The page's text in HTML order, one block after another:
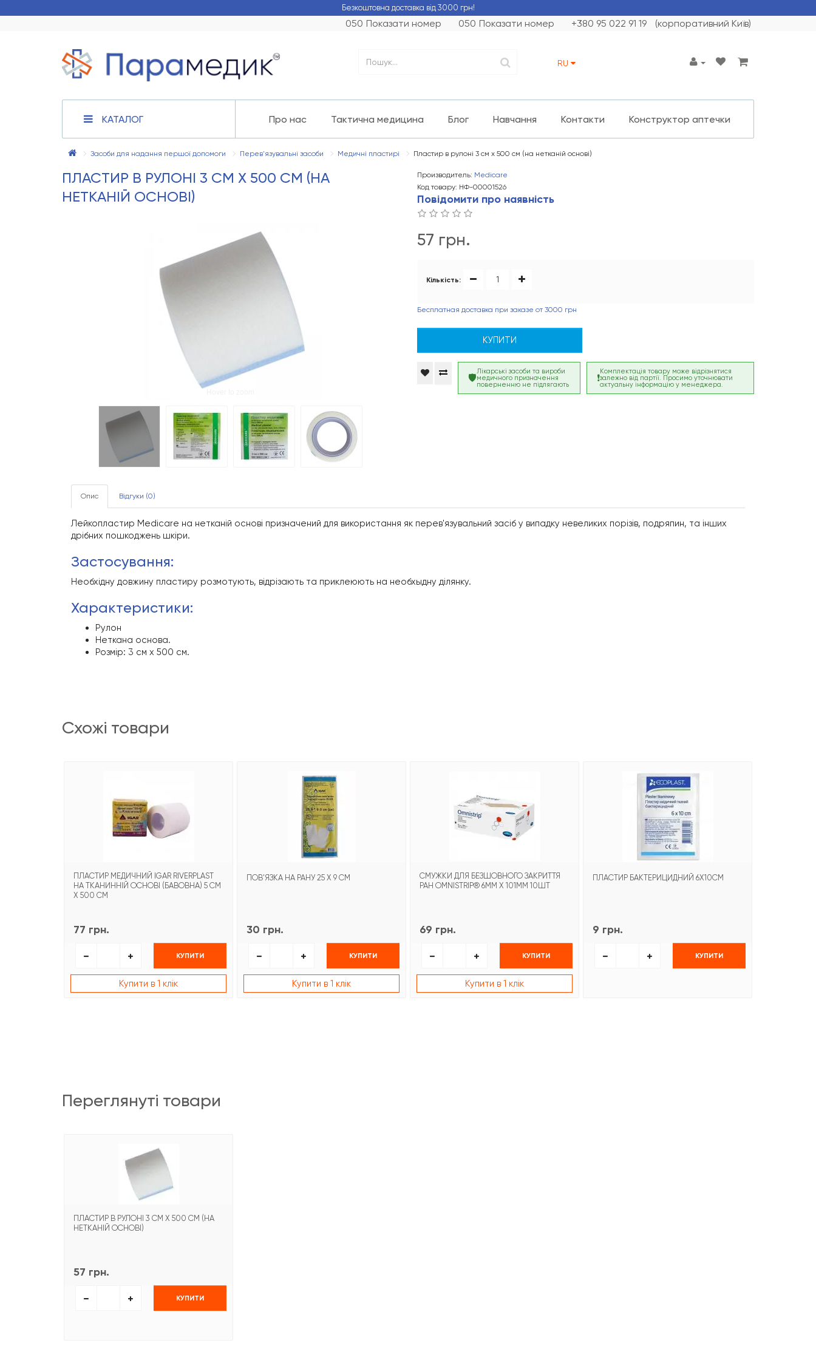
Безкоштовна доставка від 3000 грн!
050 Показати номер 050 Показати номер +380 95 022 91 19 (корпоративний Київ)
RU
КАТАЛОГ Про нас Тактична медицина Блог Навчання Контакти Конструктор аптечки
Засоби для надання першої допомоги Перев'язувальні засоби Медичні пластирі Пластир в рулоні 3 см х 500 см (на нетканій основі)
ПЛАСТИР В РУЛОНІ 3 СМ Х 500 СМ (НА
НЕТКАНІЙ ОСНОВІ)
Производитель: Medicare
Код товару: НФ-00001526
Повідомити про наявність
57 грн.
Кількість:
Бесплатная доставка при заказе от 3000 грн
КУПИТИ
Лікарські засоби та вироби
медичного призначення
поверненню не підлягають
Комплектація товару може відрізнятися
залежно від партії. Просимо уточнювати
актуальну інформацію у менеджера.
Опис Відгуки (0)
Лейкопластир Medicare на нетканій основі призначений для використання як перев'язувальний засіб у випадку невеликих порізів, подряпин, та інших
дрібних пошкоджень шкіри.
застосування:
Необхідну довжину пластиру розмотують, відрізають та приклеюють на необхыдну ділянку.
характеристики:
Рулон
Неткана основа.
Розмір: 3 см х 500 см.
схожі товари
ПЛАСТИР МЕДИЧНИЙ IGAR RIVERPLAST
НА ТКАНИННІЙ ОСНОВІ (БАВОВНА) 5 СМ
Х 500 СМ
77 грн.
КУПИТИ
Купити в 1 клік
ПОВ'ЯЗКА НА РАНУ 25 Х 9 СМ
30 грн.
КУПИТИ
Купити в 1 клік
СМУЖКИ ДЛЯ БЕЗШОВНОГО ЗАКРИТТЯ
РАН OMNISTRIP® 6ММ X 101ММ 10ШТ
69 грн.
КУПИТИ
Купити в 1 клік
ПЛАСТИР БАКТЕРИЦИДНИЙ 6Х10СМ
9 грн.
КУПИТИ
переглянуті товари
ПЛАСТИР В РУЛОНІ 3 СМ Х 500 СМ (НА
НЕТКАНІЙ ОСНОВІ)
57 грн.
КУПИТИ